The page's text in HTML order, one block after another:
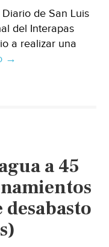
de San Luis
del Interapas
a realizar una
San
agua
potable
en
la
zona
del
→
a 45